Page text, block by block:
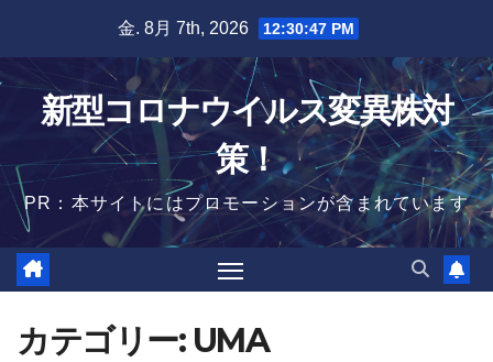
content
金. 8月 7th, 2026 12:30:48 PM
新型コロナウイルス変異株対
策！
PR：本サイトにはプロモーションが含まれています
カテゴリー: UMA